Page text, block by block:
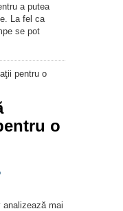
a putea
La fel ca
se pot
o
mai